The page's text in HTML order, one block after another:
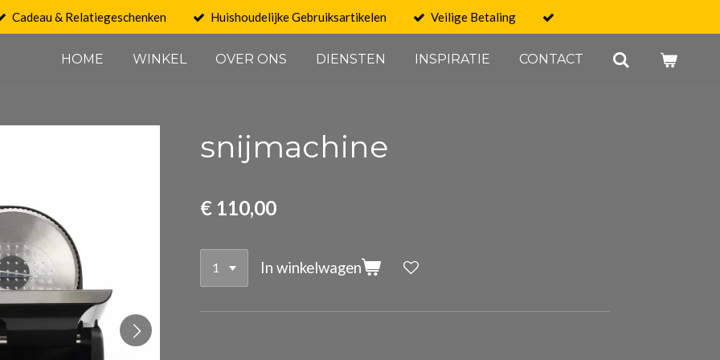
Cadeau & Relatiegeschenken Huishoudelijke Gebruiksartikelen Veilige Betaling
HOME WINKEL OVER ONS DIENSTEN INSPIRATIE CONTACT
snijmachine
€ 110,00
In winkelwagen